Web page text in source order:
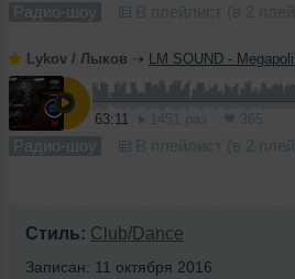
Радио-шоу
Lykov / Лыков ➝ LM SOUND - Megapolis Night
63:11
Радио-шоу
Стиль: Club/Dance
Записан: 11 октября 2016